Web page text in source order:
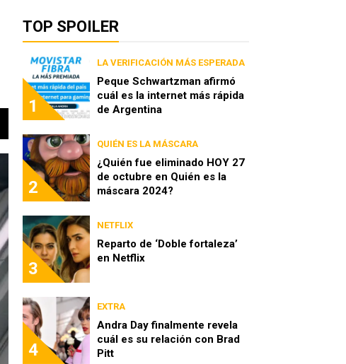
TOP SPOILER
1
LA VERIFICACIÓN MÁS ESPERADA
Peque Schwartzman afirmó
cuál es la internet más rápida
de Argentina
2
QUIÉN ES LA MÁSCARA
¿Quién fue eliminado HOY 27
de octubre en Quién es la
máscara 2024?
3
NETFLIX
Reparto de ‘Doble fortaleza’
en Netflix
4
EXTRA
Andra Day finalmente revela
cuál es su relación con Brad
Pitt